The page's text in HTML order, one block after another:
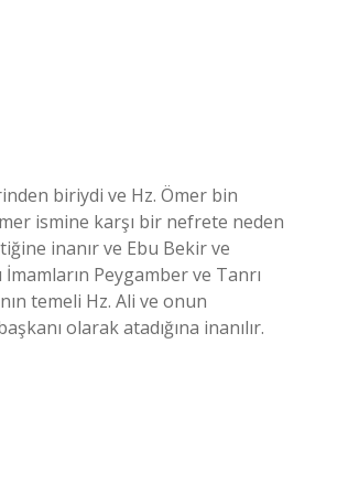
biriydi ve Hz. Ömer bin
ismine karşı bir nefrete neden
inanır ve Ebu Bekir ve
Peygamber ve Tanrı
temeli Hz. Ali ve onun
olarak atadığına inanılır.